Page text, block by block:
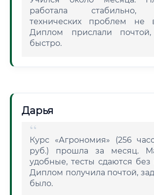
работала стабильно,
технических проблем не
Диплом прислали
быстро.
Дарья
Курс «Агрономия» (256
руб.) прошла за месяц.
удобные, тесты сдаются
Диплом получила почтой,
было.